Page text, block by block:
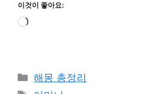
이것이 좋아요:
로
카
테
해몽 총정리